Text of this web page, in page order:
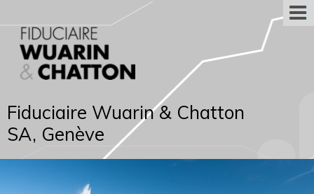
Fiduciaire Wuarin & Chatton
SA, Genève